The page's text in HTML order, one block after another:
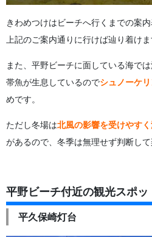
きわめつけはビーチへ行くまでの案
上記のご案内通りに行けば辿り着けま
また、平野ビーチに面している海で
帯魚が生息しているのでシュノーケ
めです。
ただし冬場は北風の影響を受けやす
があるので、冬季は無理せず判断して
平野ビーチ付近の観光スポッ
平久保崎灯台